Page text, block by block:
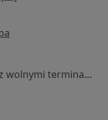
Brak dostępnych specjalistów z wolnymi terminami w tym centrum medycznym.